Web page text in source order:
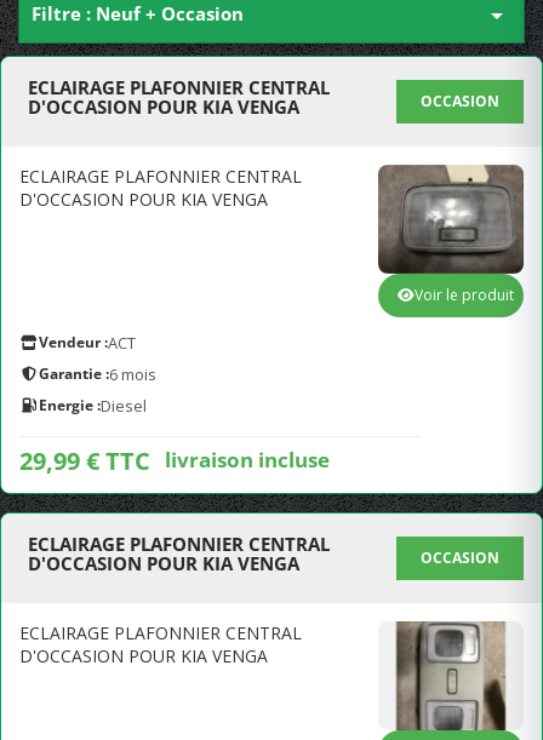
Filtre : Neuf + Occasion 
ECLAIRAGE PLAFONNIER CENTRAL
D'OCCASION POUR KIA VENGA
OCCASION
ECLAIRAGE PLAFONNIER CENTRAL
D'OCCASION POUR KIA VENGA
Vendeur :ACT
Garantie :6 mois
Energie :Diesel
29,99 € TTC livraison incluse
Voir le produit
ECLAIRAGE PLAFONNIER CENTRAL
D'OCCASION POUR KIA VENGA
OCCASION
ECLAIRAGE PLAFONNIER CENTRAL
D'OCCASION POUR KIA VENGA